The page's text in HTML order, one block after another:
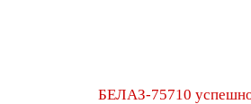
БЕЛАЗ-75710